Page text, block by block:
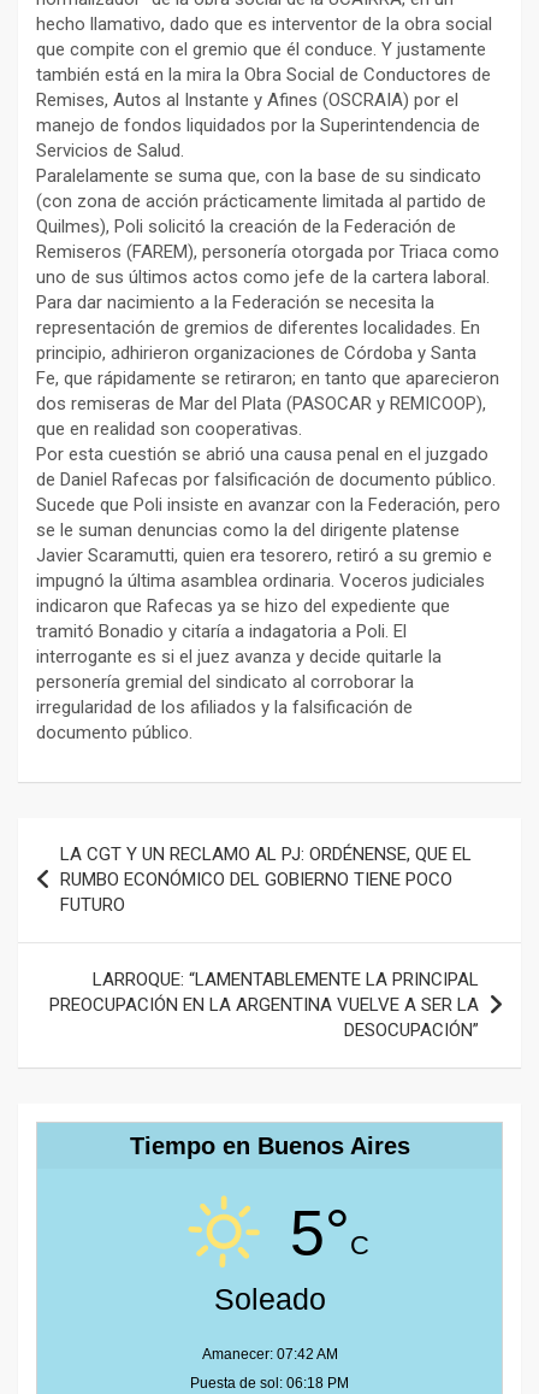
hecho llamativo, dado que es interventor de la obra social
que compite con el gremio que él conduce. Y justamente
también está en la mira la Obra Social de Conductores de
Remises, Autos al Instante y Afines (OSCRAIA) por el
manejo de fondos liquidados por la Superintendencia de
Servicios de Salud.
Paralelamente se suma que, con la base de su sindicato
(con zona de acción prácticamente limitada al partido de
Quilmes), Poli solicitó la creación de la Federación de
Remiseros (FAREM), personería otorgada por Triaca como
uno de sus últimos actos como jefe de la cartera laboral.
Para dar nacimiento a la Federación se necesita la
representación de gremios de diferentes localidades. En
principio, adhirieron organizaciones de Córdoba y Santa
Fe, que rápidamente se retiraron; en tanto que aparecieron
dos remiseras de Mar del Plata (PASOCAR y REMICOOP),
que en realidad son cooperativas.
Por esta cuestión se abrió una causa penal en el juzgado
de Daniel Rafecas por falsificación de documento público.
Sucede que Poli insiste en avanzar con la Federación, pero
se le suman denuncias como la del dirigente platense
Javier Scaramutti, quien era tesorero, retiró a su gremio e
impugnó la última asamblea ordinaria. Voceros judiciales
indicaron que Rafecas ya se hizo del expediente que
tramitó Bonadio y citaría a indagatoria a Poli. El
interrogante es si el juez avanza y decide quitarle la
personería gremial del sindicato al corroborar la
irregularidad de los afiliados y la falsificación de
documento público.
de
entradas
LA CGT Y UN RECLAMO AL PJ: ORDÉNENSE, QUE EL
RUMBO ECONÓMICO DEL GOBIERNO TIENE POCO
FUTURO
LARROQUE: “LAMENTABLEMENTE LA PRINCIPAL
PREOCUPACIÓN EN LA ARGENTINA VUELVE A SER LA
DESOCUPACIÓN”
Tiempo en Buenos Aires
5°C
Soleado
Amanecer: 07:42 AM
Puesta de sol: 06:18 PM